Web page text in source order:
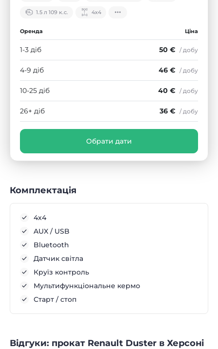
1.5 л 109 к.с. 4х4
Оренда Ціна
1-3 діб 50 € / добу
4-9 діб 46 € / добу
10-25 діб 40 € / добу
26+ діб 36 € / добу
Обрати дати
Комплектація
4x4
AUX / USB
Bluetooth
Датчик світла
Круїз контроль
Мультифункціональне кермо
Старт / стоп
Відгуки: прокат Renault Duster в Херсоні